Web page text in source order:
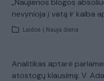
„Naujienos blogos
nevynioja į vatą ir kalba
Laidos Nauja diena
Analitikas aptarė
atostogų klausimą: V.